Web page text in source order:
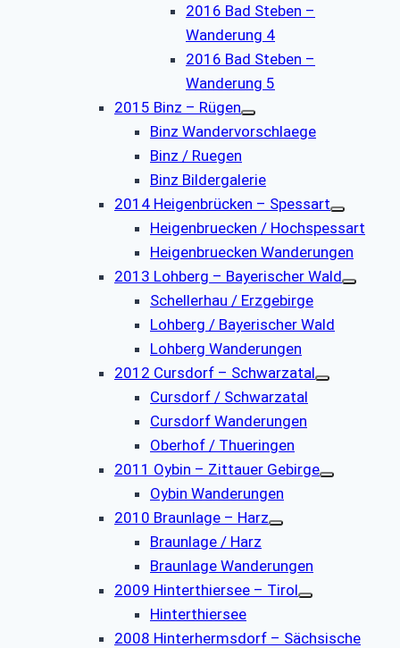
2016 Bad Steben –
Wanderung 4
2016 Bad Steben –
Wanderung 5
2015 Binz – Rügen
Binz Wandervorschlaege
Binz / Ruegen
Binz Bildergalerie
2014 Heigenbrücken – Spessart
Heigenbruecken / Hochspessart
Heigenbruecken Wanderungen
2013 Lohberg – Bayerischer Wald
Schellerhau / Erzgebirge
Lohberg / Bayerischer Wald
Lohberg Wanderungen
2012 Cursdorf – Schwarzatal
Cursdorf / Schwarzatal
Cursdorf Wanderungen
Oberhof / Thueringen
2011 Oybin – Zittauer Gebirge
Oybin Wanderungen
2010 Braunlage – Harz
Braunlage / Harz
Braunlage Wanderungen
2009 Hinterthiersee – Tirol
Hinterthiersee
2008 Hinterhermsdorf – Sächsische